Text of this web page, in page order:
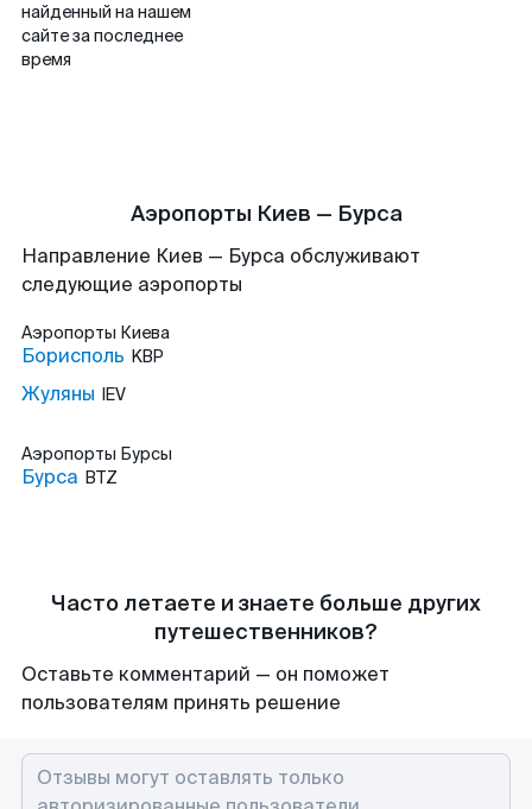
найденный на нашем
сайте за последнее
время
Аэропорты Киев — Бурса
Направление Киев — Бурса обслуживают
следующие аэропорты
Аэропорты Киева
Борисполь KBP
Жуляны IEV
Аэропорты Бурсы
Бурса BTZ
Часто летаете и знаете больше других
путешественников?
Оставьте комментарий — он поможет
пользователям принять решение